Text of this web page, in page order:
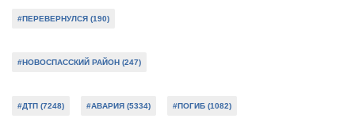
#ПЕРЕВЕРНУЛСЯ (190)
#НОВОСПАССКИЙ РАЙОН (247)
#ДТП (7248) #АВАРИЯ (5334) #ПОГИБ (1082)